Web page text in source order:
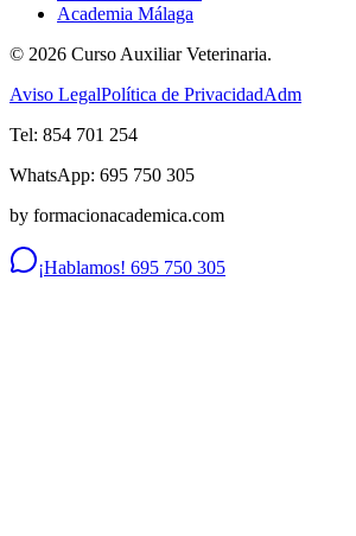
Academia Málaga
© 2026 Curso Auxiliar Veterinaria.
Aviso LegalPolítica de PrivacidadAdm
Tel: 854 701 254
WhatsApp: 695 750 305
by formacionacademica.com
¡Hablamos! 695 750 305